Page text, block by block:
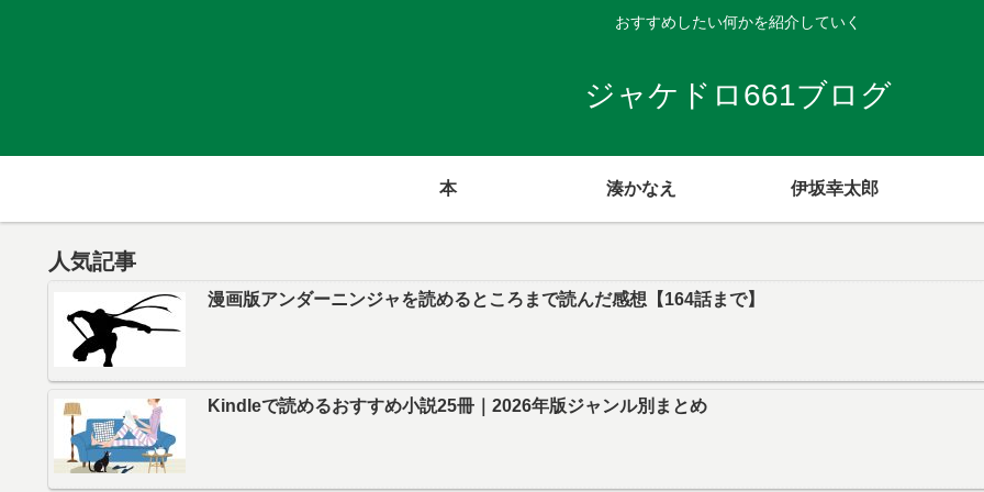
おすすめしたい何かを紹介していく
ジャケドロ661ブログ
本 湊かなえ 伊坂幸太郎
人気記事
漫画版アンダーニンジャを読めるところまで読んだ感想【164話まで】
Kindleで読めるおすすめ小説25冊｜2026年版ジャンル別まとめ